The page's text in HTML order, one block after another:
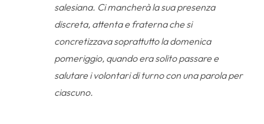
salesiana. Ci mancherà la sua presenza
discreta, attenta e fraterna che si
concretizzava soprattutto la domenica
pomeriggio, quando era solito passare e
salutare i volontari di turno con una parola per
ciascuno.